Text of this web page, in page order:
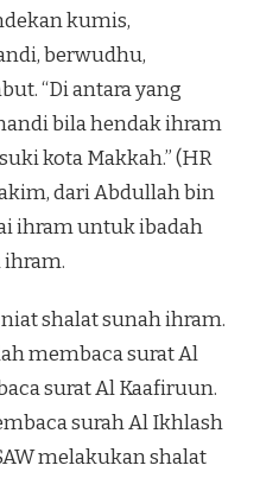
kumis,
berwudhu,
“Di antara yang
bila hendak ihram
kota Makkah.” (HR
dari Abdullah bin
ihram untuk ibadah
shalat sunah ihram.
membaca surat Al
surat Al Kaafiruun.
surah Al Ikhlash
melakukan shalat